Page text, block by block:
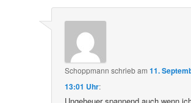
Schoppmann schriebam11.
13:01 Uhr: